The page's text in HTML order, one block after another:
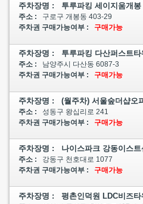
주차장명 : 투루파킹 세이지움개봉
주소 :
구로구 개봉동 403-29
주차권 구매가능여부 :
구매가능
주차장명 : 투루파킹 다산퍼스트타
주소 :
남양주시 다산동 6087-3
주차권 구매가능여부 :
구매가능
주차장명 : (월주차) 서울숲더샵오
주소 :
성동구 왕십리로 241
주차권 구매가능여부 :
구매가능
주차장명 : 나이스파크 강동이스트
주소 :
강동구 천호대로 1077
주차권 구매가능여부 :
구매가능
주차장명 : 평촌인덕원 LDC비즈타